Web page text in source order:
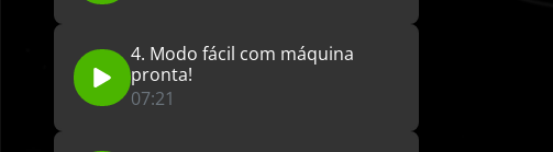
4. Modo fácil com máquina
pronta!
07:21